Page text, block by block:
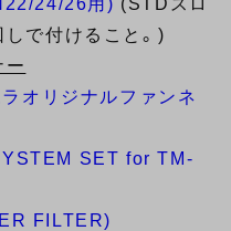
24/26用) (STDスロ
で付けること。)
ー
オリジナルファンネ
SET for TM-
FILTER)